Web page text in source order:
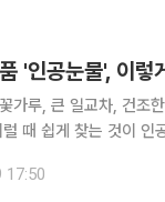
'인공눈물', 이
가루, 큰 일교차, 건조
때 쉽게 찾는 것이 인
'슬기로운 라디오생
17:50